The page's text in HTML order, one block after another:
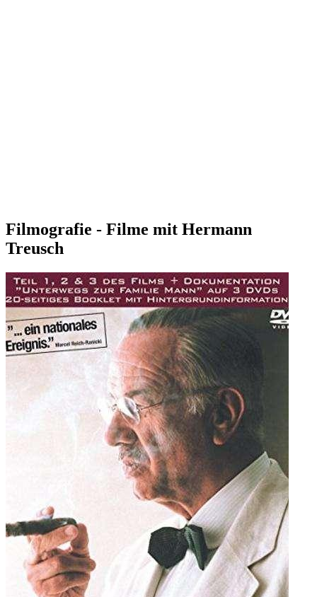
Filmografie - Filme mit Hermann
Treusch